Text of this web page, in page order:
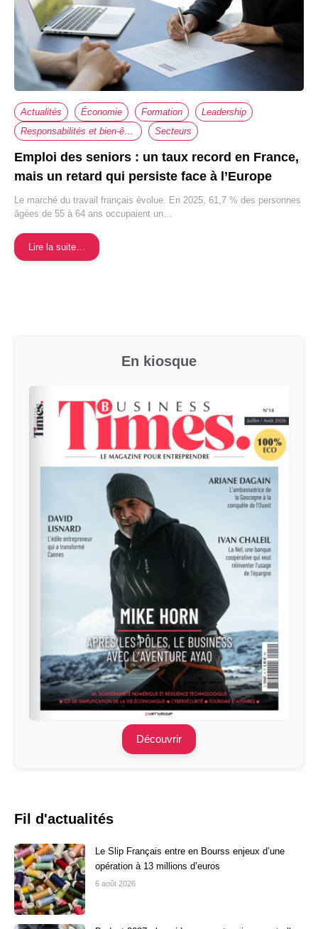
Actualités Économie Formation
Leadership
Responsabilités et bien-être au travail
Secteurs
Emploi des seniors : un taux record en France,
mais un retard qui persiste face à l’Europe
Le marché du travail français évolue. En 2025, 61,7 % des personnes
âgées de 55 à 64 ans occupaient un…
Lire la suite…
En kiosque
Découvrir
Fil d'actualités
Le Slip Français entre en Bourss enjeux d’une
opération à 13 millions d’euros
6 août 2026